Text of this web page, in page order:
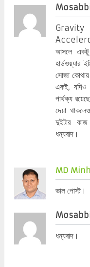
আসলে একটু
হার্ডওয়্যার
সোজা কোথায়
একই, যদিও
পার্থক্য
দেয়া
দুইটার
ধন্যবাদ।
MD
ভাল পোস্ট।
ধন্যবাদ।